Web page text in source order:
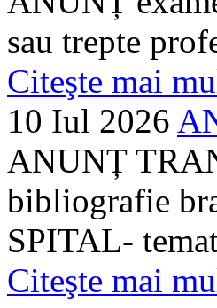
sau trepte
Citeşte mai
10 Iul 2026
ANUNȚ
bibliografie
SPITAL-
Citeşte mai